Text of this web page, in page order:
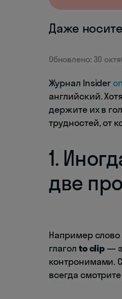
Даже
Обновлено: 30
Журнал Insider
английский.
держите их в
трудностей, от
1.
две
Например слово
глагол to clip —
контронимами.
всегда